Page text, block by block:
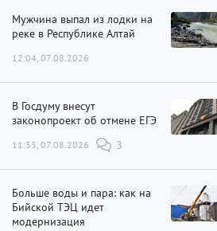
Мужчина выпал из лодки на
реке в Республике Алтай
12:04, 07.08.2026
В Госдуму внесут
законопроект об отмене ЕГЭ
11:33, 07.08.2026 3
Больше воды и пара: как на
Бийской ТЭЦ идет
модернизация